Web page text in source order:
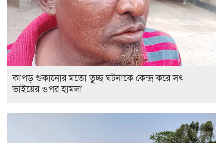
কাপড় শুকানোর মতো তুচ্ছ ঘটনাকে কেন্দ্র করে সৎ
ভাইয়ের ওপর হামলা